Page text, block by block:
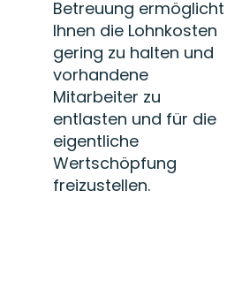
Betreuung ermöglicht
Ihnen die Lohnkosten
gering zu halten und
vorhandene
Mitarbeiter zu
entlasten und für die
eigentliche
Wertschöpfung
freizustellen.